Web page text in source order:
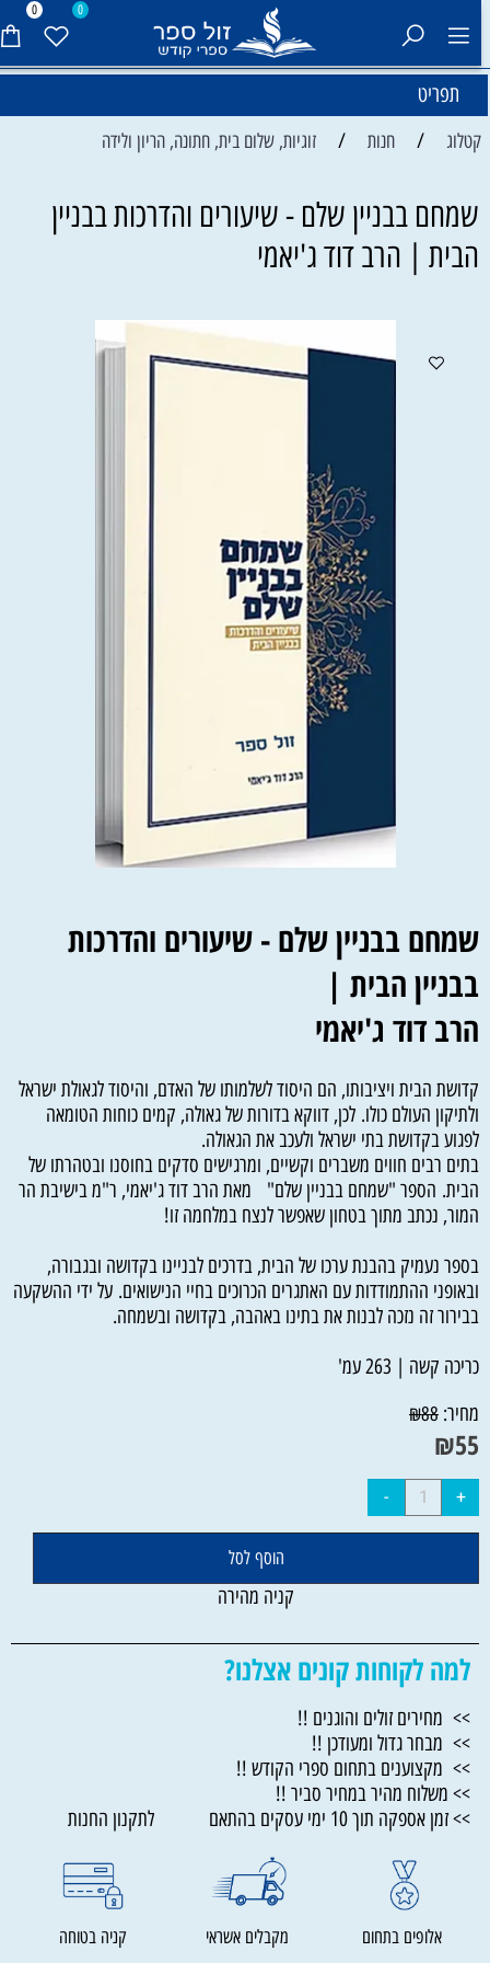
0 0
תפריט
קטלוג / חנות / זוגיות, שלום בית, חתונה, הריון ולידה
שמחם בבניין שלם - שיעורים והדרכות בבניין
הבית | הרב דוד ג'יאמי
שמחם בבניין שלם - שיעורים והדרכות
בבניין הבית |
הרב דוד ג'יאמי
קדושת הבית ויציבותו, הם היסוד לשלמותו של האדם, והיסוד לגאולת ישראל
ולתיקון העולם כולו. לכן, דווקא בדורות של גאולה, קמים כוחות הטומאה
לפגוע בקדושת בתי ישראל ולעכב את הגאולה.
בתים רבים חווים משברים וקשיים, ומרגישים סדקים בחוסנו ובטהרתו של
הבית. הספר "שמחם בבניין שלם" מאת הרב דוד ג'יאמי, ר"מ בישיבת הר
המור, נכתב מתוך בטחון שאפשר לנצח במלחמה זו!
בספר נעמיק בהבנת ערכו של הבית, בדרכים לבניינו בקדושה ובגבורה,
ובאופני ההתמודדות עם האתגרים הכרוכים בחיי הנישואים. על ידי ההשקעה
בבירור זה נזכה לבנות את בתינו באהבה, בקדושה ובשמחה.
כריכה קשה | 263 עמ'
מחיר:
₪88
₪55
הוסף לסל
קניה מהירה
למה לקוחות קונים אצלנו?
>> מחירים זולים והוגנים !!
>> מבחר גדול ומעודכן !!
>> מקצוענים בתחום ספרי הקודש !!
>> משלוח מהיר במחיר סביר !!
>> זמן אספקה תוך 10 ימי עסקים בהתאם לתקנון החנות
אלופים בתחום מקבלים אשראי קניה בטוחה